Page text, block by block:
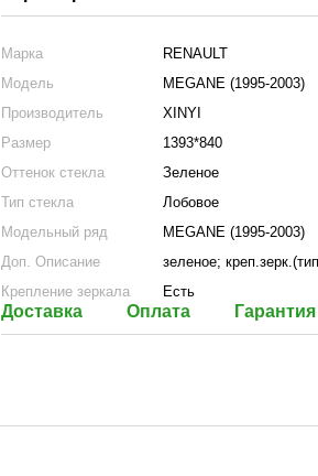
Марка
RENAULT
Модель
MEGANE (1995-2003)
Производитель
XINYI
Размер
1393*840
Оттенок стекла
Зеленое
Тип стекла
Лобовое
Модельный ряд
MEGANE (1995-2003)
Доп. Описание
зеленое;
Крепление зеркала
Есть
Доставка Оплата Гарантия